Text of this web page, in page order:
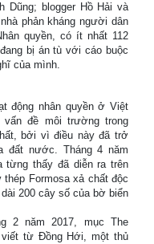
Dũng; blogger Hồ Hải và
phản kháng người dân
quyền, có ít nhất 112
bị án tù với cáo buộc
của mình.
động nhân quyền ở Việt
đề môi trường trong
bởi vì điều này đã trở
đất nước. Tháng 4 năm
từng thấy đã diễn ra trên
Formosa xả chất độc
200 cây số của bờ biển
2 năm 2017, mục The
viết từ Đồng Hới, một thủ